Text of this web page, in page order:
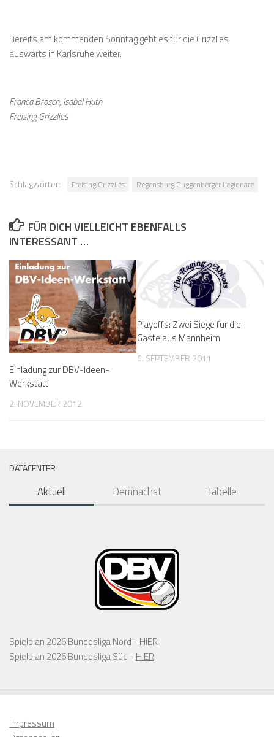
Bereits am kommenden Sonntag geht es für die Grizzlies
auswärts in Karlsruhe weiter.
Franca Brosch, Isabel Huth
Freising Grizzlies
Schlagwörter: Freising Grizzlies Regensburg Guggenberger Legionäre
FÜR DICH VIELLEICHT EBENFALLS
INTERESSANT …
Einladung zur DBV-Ideen-
Werkstatt
2. NOVEMBER 2012
Playoffs: Zwei Siege für die
Gäste aus Mannheim
6. SEPTEMBER 2011
DATACENTER
Aktuell Demnächst Tabelle
Spielplan 2026 Bundesliga Nord - HIER
Spielplan 2026 Bundesliga Süd - HIER
Impressum